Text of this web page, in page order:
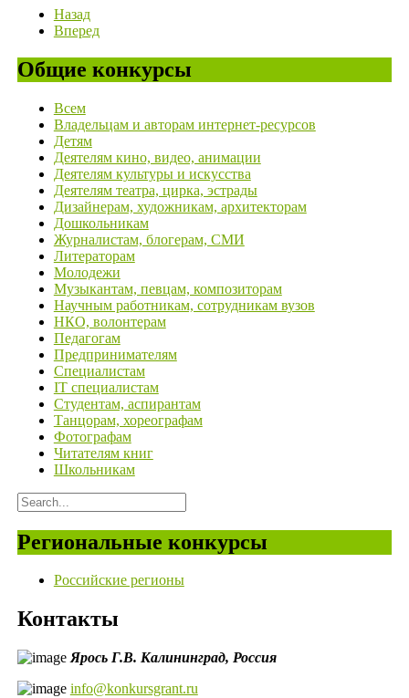
Назад
Вперед
Общие конкурсы
Всем
Владельцам и авторам интернет-ресурсов
Детям
Деятелям кино, видео, анимации
Деятелям культуры и искусства
Деятелям театра, цирка, эстрады
Дизайнерам, художникам, архитекторам
Дошкольникам
Журналистам, блогерам, СМИ
Литераторам
Молодежи
Музыкантам, певцам, композиторам
Научным работникам, сотрудникам вузов
НКО, волонтерам
Педагогам
Предпринимателям
Специалистам
IT специалистам
Студентам, аспирантам
Танцорам, хореографам
Фотографам
Читателям книг
Школьникам
Региональные конкурсы
Российские регионы
Контакты
Ярось Г.В. Калининград, Россия
info@konkursgrant.ru